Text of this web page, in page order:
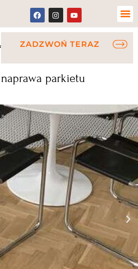
ZADZWOŃ TERAZ
parkietu